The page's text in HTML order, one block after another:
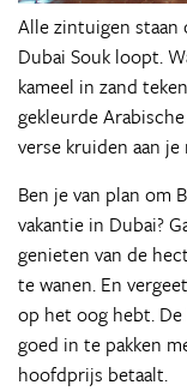
Alle zintuigen
Dubai Souk loopt.
kameel in zand
gekleurde
verse kruiden aan je
Ben je van plan om
vakantie in Dubai?
genieten van de
te wanen. En
op het oog hebt.
goed in te pakken
hoofdprijs betaalt.